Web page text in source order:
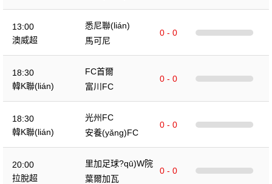
俱樂(lè)部
13:00
澳威超
悉尼聯(lián)
0 - 0
馬可尼
18:30
韓K聯(lián)
FC首爾
0 - 0
富川FC
18:30
韓K聯(lián)
光州FC
0 - 0
安養(yǎng)FC
20:00
拉脫超
里加足球?qū)W院
0 - 0
葉爾加瓦